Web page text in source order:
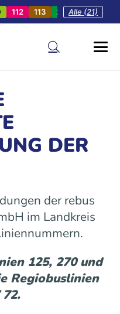
112 113 201 202
Alle (21)
DER
der rebus
im Landkreis
125, 270 und
Regiobuslinien